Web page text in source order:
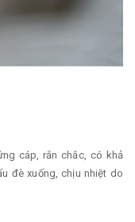
cáp, rắn chắc, có khả
đè xuống, chịu nhiệt do